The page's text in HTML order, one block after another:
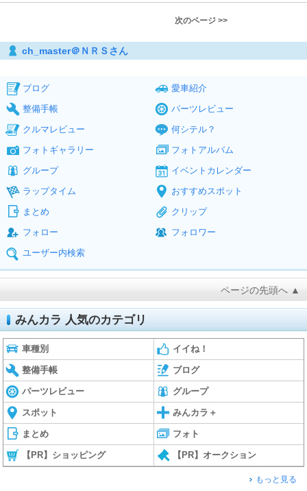
次のページ >>
ch_master＠ＮＲＳさん
ブログ
愛車紹介
整備手帳
パーツレビュー
クルマレビュー
何シテル？
フォトギャラリー
フォトアルバム
グループ
イベントカレンダー
ラップタイム
おすすめスポット
まとめ
クリップ
フォロー
フォロワー
ユーザー内検索
ページの先頭へ ▲
みんカラ 人気のカテゴリ
車種別 イイね！
整備手帳 ブログ
パーツレビュー グループ
スポット みんカラ＋
まとめ フォト
【PR】ショッピング 【PR】オークション
もっと見る